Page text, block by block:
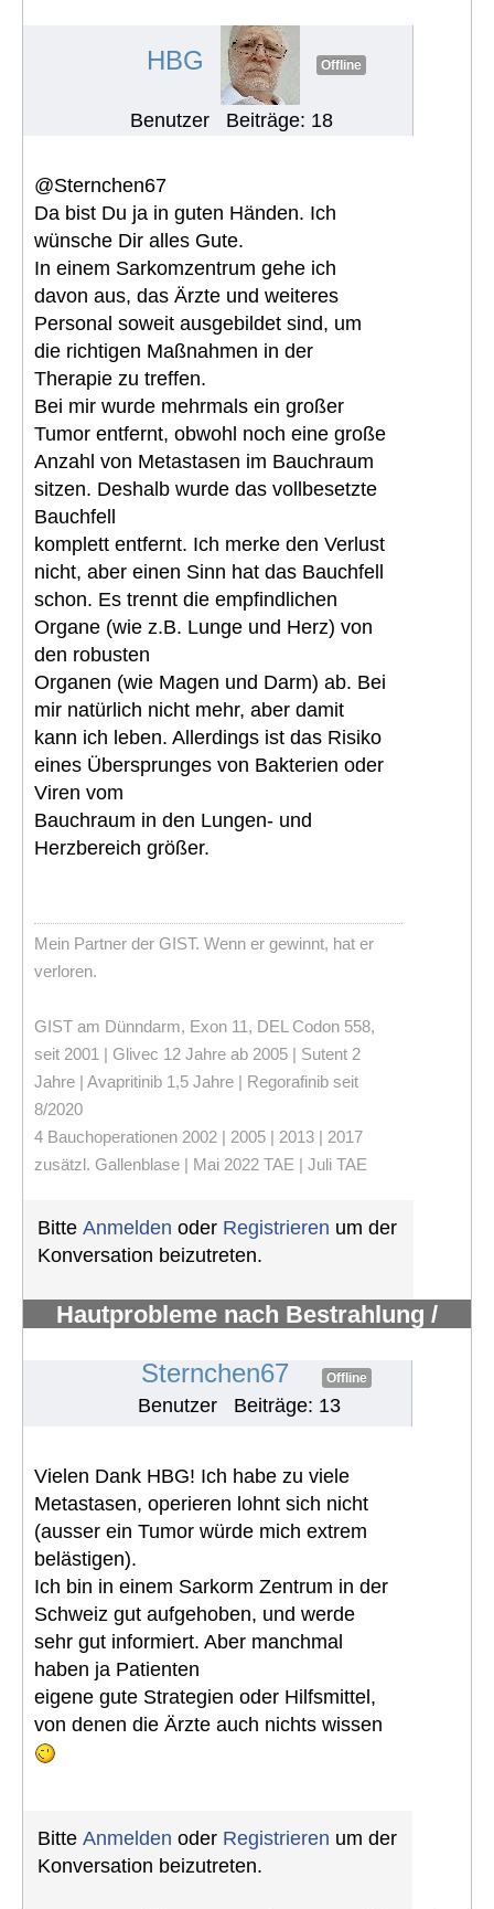
HBG Offline
Benutzer Beiträge: 18
@Sternchen67
Da bist Du ja in guten Händen. Ich
wünsche Dir alles Gute.
In einem Sarkomzentrum gehe ich
davon aus, das Ärzte und weiteres
Personal soweit ausgebildet sind, um
die richtigen Maßnahmen in der
Therapie zu treffen.
Bei mir wurde mehrmals ein großer
Tumor entfernt, obwohl noch eine große
Anzahl von Metastasen im Bauchraum
sitzen. Deshalb wurde das vollbesetzte
Bauchfell
komplett entfernt. Ich merke den Verlust
nicht, aber einen Sinn hat das Bauchfell
schon. Es trennt die empfindlichen
Organe (wie z.B. Lunge und Herz) von
den robusten
Organen (wie Magen und Darm) ab. Bei
mir natürlich nicht mehr, aber damit
kann ich leben. Allerdings ist das Risiko
eines Übersprunges von Bakterien oder
Viren vom
Bauchraum in den Lungen- und
Herzbereich größer.
Mein Partner der GIST. Wenn er gewinnt, hat er
verloren.
GIST am Dünndarm, Exon 11, DEL Codon 558,
seit 2001 | Glivec 12 Jahre ab 2005 | Sutent 2
Jahre | Avapritinib 1,5 Jahre | Regorafinib seit
8/2020
4 Bauchoperationen 2002 | 2005 | 2013 | 2017
zusätzl. Gallenblase | Mai 2022 TAE | Juli TAE
Bitte Anmelden oder Registrieren um der
Konversation beizutreten.
Hautprobleme nach Bestrahlung /
Sternchen67 Offline
Benutzer Beiträge: 13
Vielen Dank HBG! Ich habe zu viele
Metastasen, operieren lohnt sich nicht
(ausser ein Tumor würde mich extrem
belästigen).
Ich bin in einem Sarkorm Zentrum in der
Schweiz gut aufgehoben, und werde
sehr gut informiert. Aber manchmal
haben ja Patienten
eigene gute Strategien oder Hilfsmittel,
von denen die Ärzte auch nichts wissen
Bitte Anmelden oder Registrieren um der
Konversation beizutreten.